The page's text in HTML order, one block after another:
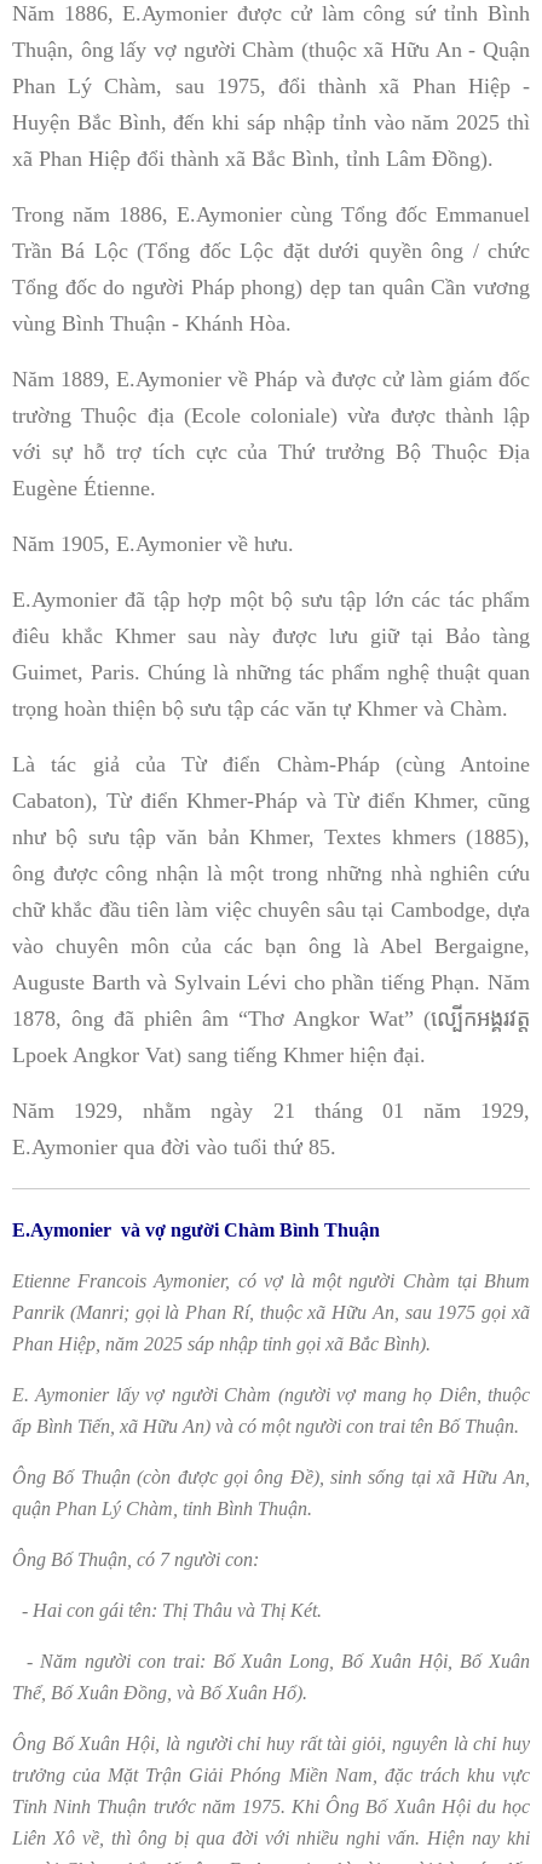
Năm 1886, E.Aymonier được cử làm công sứ tỉnh Bình
Thuận, ông lấy vợ người Chàm (thuộc xã Hữu An - Quận
Phan Lý Chàm, sau 1975, đổi thành xã Phan Hiệp -
Huyện Bắc Bình, đến khi sáp nhập tỉnh vào năm 2025 thì
xã Phan Hiệp đổi thành xã Bắc Bình, tỉnh Lâm Đồng).
Trong năm 1886, E.Aymonier cùng Tổng đốc Emmanuel
Trần Bá Lộc (Tổng đốc Lộc đặt dưới quyền ông / chức
Tổng đốc do người Pháp phong) dẹp tan quân Cần vương
vùng Bình Thuận - Khánh Hòa.
Năm 1889, E.Aymonier về Pháp và được cử làm giám đốc
trường Thuộc địa (Ecole coloniale) vừa được thành lập
với sự hỗ trợ tích cực của Thứ trưởng Bộ Thuộc Địa
Eugène Étienne.
Năm 1905, E.Aymonier về hưu.
E.Aymonier đã tập hợp một bộ sưu tập lớn các tác phẩm
điêu khắc Khmer sau này được lưu giữ tại Bảo tàng
Guimet, Paris. Chúng là những tác phẩm nghệ thuật quan
trọng hoàn thiện bộ sưu tập các văn tự Khmer và Chàm.
Là tác giả của Từ điển Chàm-Pháp (cùng Antoine
Cabaton), Từ điển Khmer-Pháp và Từ điển Khmer, cũng
như bộ sưu tập văn bản Khmer, Textes khmers (1885),
ông được công nhận là một trong những nhà nghiên cứu
chữ khắc đầu tiên làm việc chuyên sâu tại Cambodge, dựa
vào chuyên môn của các bạn ông là Abel Bergaigne,
Auguste Barth và Sylvain Lévi cho phần tiếng Phạn. Năm
1878, ông đã phiên âm ​“Thơ Angkor Wat” (ល្បើកអង្គរវត្ត
Lpoek Angkor Vat) sang tiếng Khmer hiện đại.
Năm 1929, nhằm ngày 21 tháng 01 năm 1929,
E.Aymonier qua đời vào tuổi thứ 85.
E.Aymonier và vợ người Chàm Bình Thuận
Etienne Francois Aymonier, có vợ là một người Chàm tại Bhum
Panrik (Manri; gọi là Phan Rí, thuộc xã Hữu An, sau 1975 gọi xã
Phan Hiệp, năm 2025 sáp nhập tỉnh gọi xã Bắc Bình).
E. Aymonier lấy vợ người Chàm (người vợ mang họ Diên, thuộc
ấp Bình Tiến, xã Hữu An) và có một người con trai tên Bố Thuận.
Ông Bố Thuận (còn được gọi ông Đề), sinh sống tại xã Hữu An,
quận Phan Lý Chàm, tỉnh Bình Thuận.
Ông Bố Thuận, có 7 người con:
- Hai con gái tên: Thị Thâu và Thị Két.
- Năm người con trai: Bố Xuân Long, Bố Xuân Hội, Bố Xuân
Thể, Bố Xuân Đồng, và Bố Xuân Hổ).
Ông Bố Xuân Hội, là người chỉ huy rất tài giỏi, nguyên là chỉ huy
trưởng của Mặt Trận Giải Phóng Miền Nam, đặc trách khu vực
Tỉnh Ninh Thuận trước năm 1975. Khi Ông Bố Xuân Hội du học
Liên Xô về, thì ông bị qua đời với nhiều nghi vấn. Hiện nay khi